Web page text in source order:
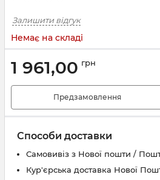
Залишити відгук
Немає на складі
1 961,00 грн
Предзамовлення
Способи доставки
Самовивіз з Нової пошти /
Кур'єрська доставка Нової